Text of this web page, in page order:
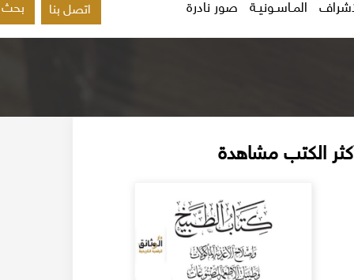
المـاسـونيـة صور نادرة اتصل بنا بحث
الكتب مشاهدة